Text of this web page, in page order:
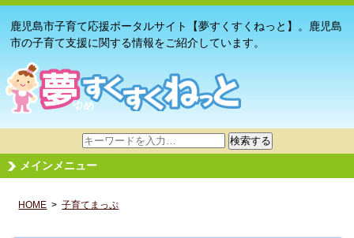
鹿児島市子育て応援ポータルサイト【夢すくすくねっと】。鹿児島
市の子育て支援に関する情報をご紹介しています。
サ
イ
ト
検
検索する
メインメニュー
HOME >子育てまっぷ